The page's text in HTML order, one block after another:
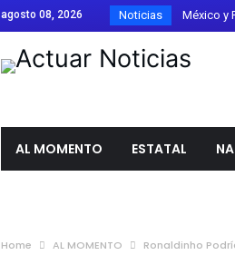
agosto 08, 2026 Noticias México y
El Festival
AL MOMENTO ESTATAL
Home AL MOMENTO Ronaldinho